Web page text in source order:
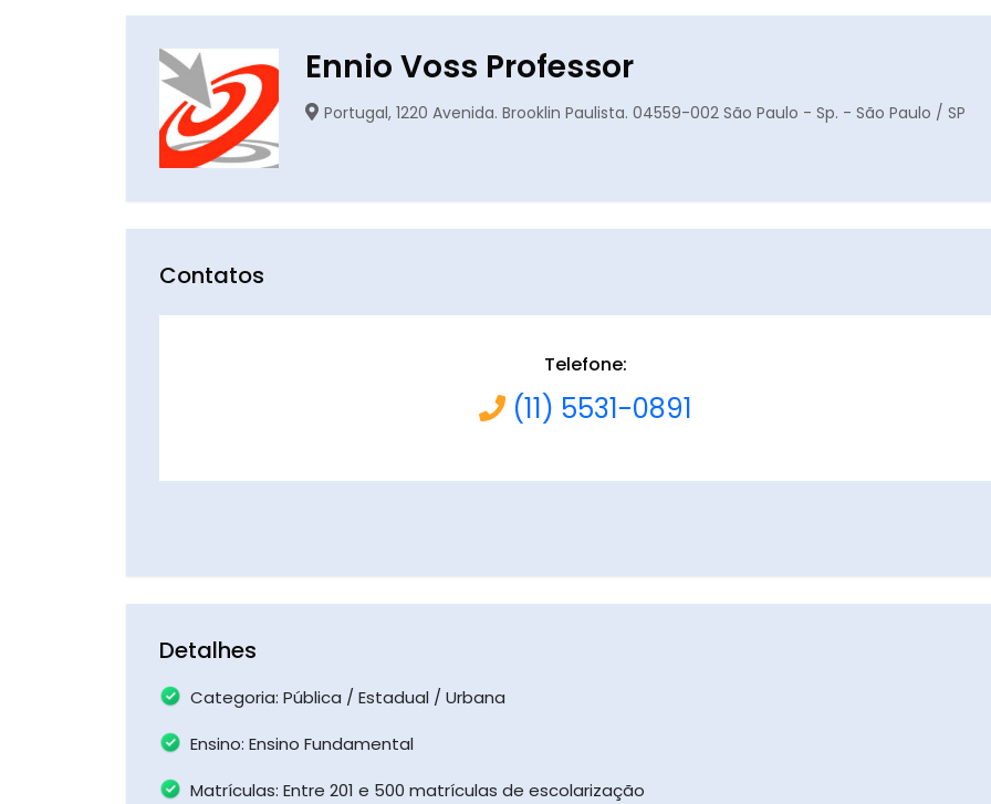
Ennio Voss Professor
Portugal, 1220 Avenida. Brooklin Paulista. 04559-002 São Paulo - Sp. - São Paulo / SP
Contatos
Telefone:
(11) 5531-0891
Detalhes
Categoria: Pública / Estadual / Urbana
Ensino: Ensino Fundamental
Matrículas: Entre 201 e 500 matrículas de escolarização